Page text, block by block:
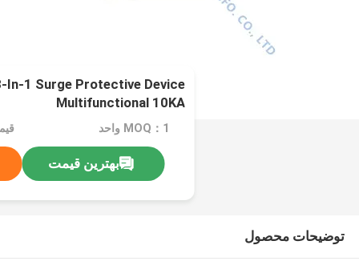
In-1 Surge Protective Device
Multifunctional 10KA
MOQ：1 واحد
بهترین قیمت
توضیحات محصول